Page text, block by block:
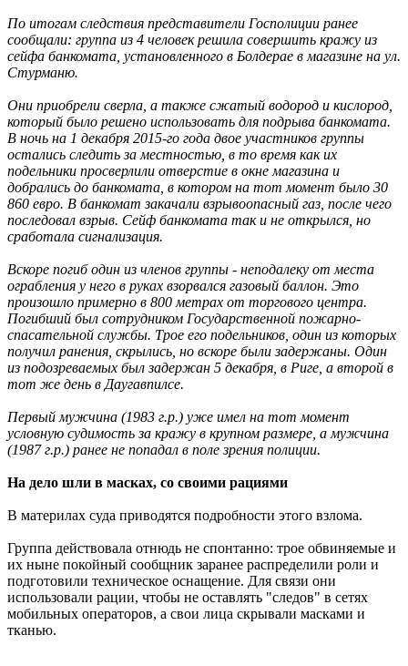
По итогам следствия представители Госполиции ранее
сообщали: группа из 4 человек решила совершить кражу из
сейфа банкомата, установленного в Болдерае в магазине на ул.
Стурманю.
Они приобрели сверла, а также сжатый водород и кислород,
который было решено использовать для подрыва банкомата.
В ночь на 1 декабря 2015-го года двое участников группы
остались следить за местностью, в то время как их
подельники просверлили отверстие в окне магазина и
добрались до банкомата, в котором на тот момент было 30
860 евро. В банкомат закачали взрывоопасный газ, после чего
последовал взрыв. Сейф банкомата так и не открылся, но
сработала сигнализация.
Вскоре погиб один из членов группы - неподалеку от места
ограбления у него в руках взорвался газовый баллон. Это
произошло примерно в 800 метрах от торгового центра.
Погибший был сотрудником Государственной пожарно-
спасательной службы. Трое его подельников, один из которых
получил ранения, скрылись, но вскоре были задержаны. Один
из подозреваемых был задержан 5 декабря, в Риге, а второй в
тот же день в Даугавпилсе.
Первый мужчина (1983 г.р.) уже имел на тот момент
условную судимость за кражу в крупном размере, а мужчина
(1987 г.р.) ранее не попадал в поле зрения полиции.
На дело шли в масках, со своими рациями
В материлах суда приводятся подробности этого взлома.
Группа действовала отнюдь не спонтанно: трое обвиняемые и
их ныне покойный сообщник заранее распределили роли и
подготовили техническое оснащение. Для связи они
использовали рации, чтобы не оставлять "следов" в сетях
мобильных операторов, а свои лица скрывали масками и
тканью.